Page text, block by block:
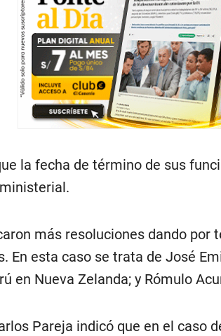
la fecha de término de sus
más resoluciones dando por
En esta caso se trata de José
en Nueva Zelanda; y Rómulo
Pareja indicó que en el caso